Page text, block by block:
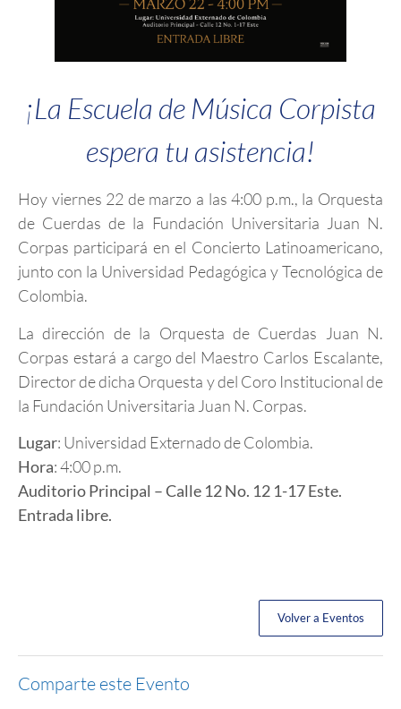
¡La Escuela de Música Corpista
espera tu asistencia!
Hoy viernes 22 de marzo a las 4:00 p.m., la Orquesta
de Cuerdas de la Fundación Universitaria Juan N.
Corpas participará en el Concierto Latinoamericano,
junto con la Universidad Pedagógica y Tecnológica de
Colombia.
La dirección de la Orquesta de Cuerdas Juan N.
Corpas estará a cargo del Maestro Carlos Escalante,
Director de dicha Orquesta y del Coro Institucional de
la Fundación Universitaria Juan N. Corpas.
Lugar: Universidad Externado de Colombia.
Hora: 4:00 p.m.
Auditorio Principal – Calle 12 No. 12 1-17 Este.
Entrada libre.
Volver a Eventos
Comparte este Evento